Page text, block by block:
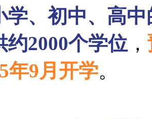
学、初中、高中
约2000个学位 ，
年9月开学。